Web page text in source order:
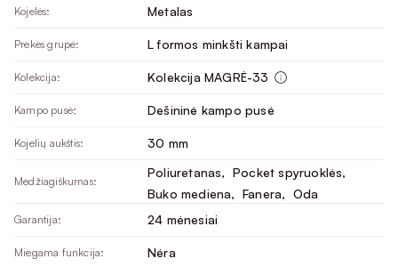
Kojelės: Metalas
Prekės grupė: L formos minkšti kampai
Kolekcija: Kolekcija MAGRĖ-33
Kampo pusė: Dešininė kampo pusė
Kojelių aukštis: 30 mm
Medžiagiškumas:
Poliuretanas, Pocket spyruoklės,
Buko mediena, Fanera, Oda
Garantija: 24 mėnesiai
Miegama funkcija: Nėra